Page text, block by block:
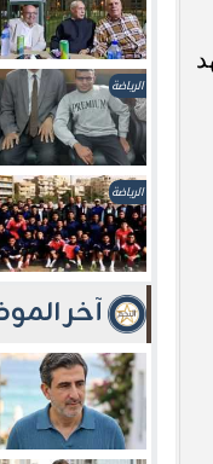
الرياضة
الرياضة
آخر